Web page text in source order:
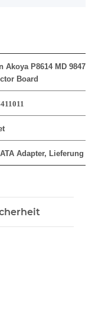
Akoya P8614 MD 98470
Board
Adapter, Lieferung